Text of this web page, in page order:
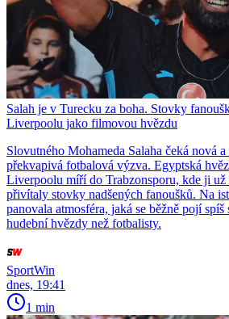
Salah je v Turecku za boha. Stovky
Liverpoolu jako filmovou hvězdu
Slovutného Mohameda Salaha čeká nová
překvapivá fotbalová výzva. Egyptská
Liverpoolu míří do Trabzonsporu, kde ji
přivítaly stovky nadšených fanoušků. Na
panovala atmosféra, jaká se běžně pojí
hudební hvězdy než fotbalisty.
SportWin
dnes, 19:41
1 min